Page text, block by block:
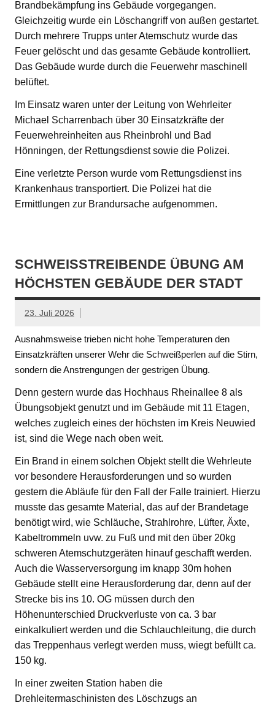
Brandbekämpfung ins Gebäude vorgegangen.
Gleichzeitig wurde ein Löschangriff von außen gestartet.
Durch mehrere Trupps unter Atemschutz wurde das
Feuer gelöscht und das gesamte Gebäude kontrolliert.
Das Gebäude wurde durch die Feuerwehr maschinell
belüftet.
Im Einsatz waren unter der Leitung von Wehrleiter
Michael Scharrenbach über 30 Einsatzkräfte der
Feuerwehreinheiten aus Rheinbrohl und Bad
Hönningen, der Rettungsdienst sowie die Polizei.
Eine verletzte Person wurde vom Rettungsdienst ins
Krankenhaus transportiert. Die Polizei hat die
Ermittlungen zur Brandursache aufgenommen.
SCHWEISSTREIBENDE ÜBUNG AM H
ÖCHSTEN GEBÄUDE DER STADT
23. Juli 2026
Ausnahmsweise trieben nicht hohe Temperaturen den
Einsatzkräften unserer Wehr die Schweißperlen auf die Stirn,
sondern die Anstrengungen der gestrigen Übung.
Denn gestern wurde das Hochhaus Rheinallee 8 als
Übungsobjekt genutzt und im Gebäude mit 11 Etagen,
welches zugleich eines der höchsten im Kreis Neuwied
ist, sind die Wege nach oben weit.
Ein Brand in einem solchen Objekt stellt die Wehrleute
vor besondere Herausforderungen und so wurden
gestern die Abläufe für den Fall der Falle trainiert. Hierzu
musste das gesamte Material, das auf der Brandetage
benötigt wird, wie Schläuche, Strahlrohre, Lüfter, Äxte,
Kabeltrommeln uvw. zu Fuß und mit den über 20kg
schweren Atemschutzgeräten hinauf geschafft werden.
Auch die Wasserversorgung im knapp 30m hohen
Gebäude stellt eine Herausforderung dar, denn auf der
Strecke bis ins 10. OG müssen durch den
Höhenunterschied Druckverluste von ca. 3 bar
einkalkuliert werden und die Schlauchleitung, die durch
das Treppenhaus verlegt werden muss, wiegt befüllt ca.
150 kg.
In einer zweiten Station haben die
Drehleitermaschinisten des Löschzugs an